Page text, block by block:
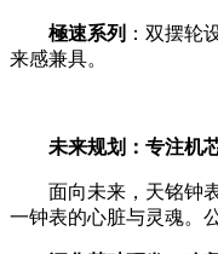
極速系列 ：双摆轮
来感兼具。
未来规划：专注机
面向未来，天铭钟
一钟表的心脏与灵魂。